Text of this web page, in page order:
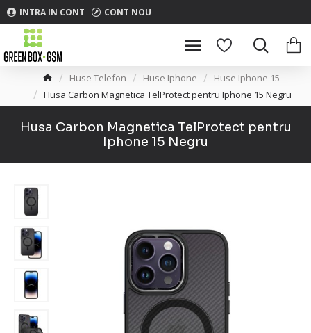
INTRA IN CONT CONT NOU
Huse Telefon Huse Iphone
Huse Iphone 15
Husa Carbon Magnetica TelProtect pentru Iphone 15 Negru
Husa Carbon Magnetica TelProtect pentru
Iphone 15 Negru